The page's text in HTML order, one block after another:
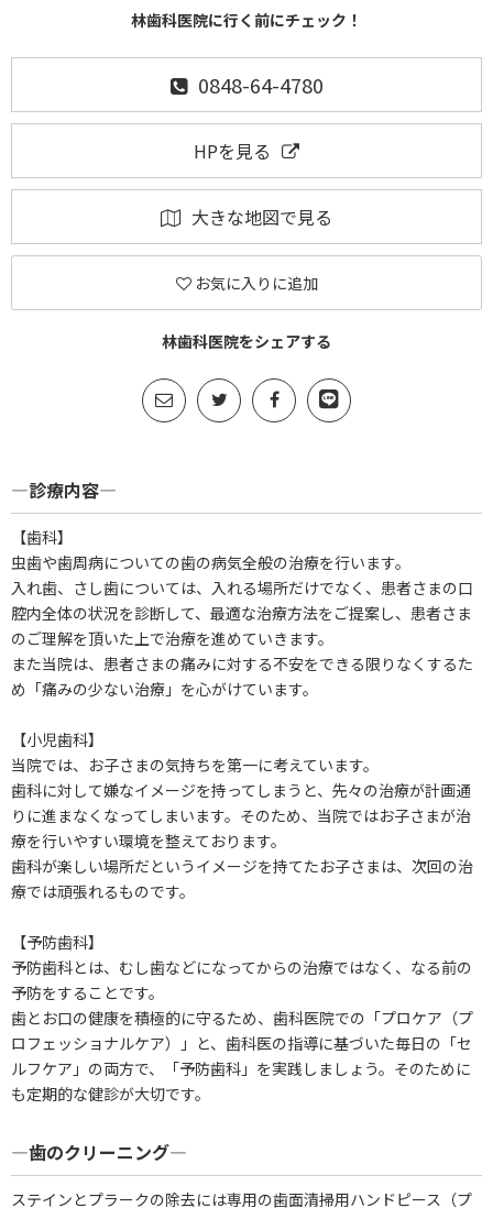
林歯科医院に行く前にチェック！
0848-64-4780
HPを見る
大きな地図で見る
お気に入りに追加
林歯科医院をシェアする
―診療内容―
【歯科】
虫歯や歯周病についての歯の病気全般の治療を行います。
入れ歯、さし歯については、入れる場所だけでなく、患者さまの口
腔内全体の状況を診断して、最適な治療方法をご提案し、患者さま
のご理解を頂いた上で治療を進めていきます。
また当院は、患者さまの痛みに対する不安をできる限りなくするた
め「痛みの少ない治療」を心がけています。
【小児歯科】
当院では、お子さまの気持ちを第一に考えています。
歯科に対して嫌なイメージを持ってしまうと、先々の治療が計画通
りに進まなくなってしまいます。そのため、当院ではお子さまが治
療を行いやすい環境を整えております。
歯科が楽しい場所だというイメージを持てたお子さまは、次回の治
療では頑張れるものです。
【予防歯科】
予防歯科とは、むし歯などになってからの治療ではなく、なる前の
予防をすることです。
歯とお口の健康を積極的に守るため、歯科医院での「プロケア（プ
ロフェッショナルケア）」と、歯科医の指導に基づいた毎日の「セ
ルフケア」の両方で、「予防歯科」を実践しましょう。そのために
も定期的な健診が大切です。
―歯のクリーニング―
ステインとプラークの除去には専用の歯面清掃用ハンドピース（プ